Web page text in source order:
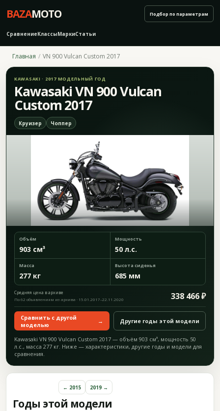
BAZAMOTO
СравнениеКлассыМаркиСтатьи
Подбор по параметрам
Главная VN 900 Vulcan Custom 2017
KAWASAKI · 2017 МОДЕЛЬНЫЙ ГОД
Kawasaki VN 900 Vulcan
Custom 2017
Круизер Чоппер
Объём
903 см³
Мощность
50 л.с.
Масса
277 кг
Высота сиденья
685 мм
Средняя цена в архиве 338 466 ₽
По 62 объявлениям из архива · 15.01.2017–22.11.2020
Сравнить с другой
моделью
→ Другие годы этой модели
Kawasaki VN 900 Vulcan Custom 2017 — объём 903 см³, мощность 50
л.с., масса 277 кг. Ниже — характеристики, другие годы и модели для
сравнения.
Годы этой модели
← 2015 2019 →